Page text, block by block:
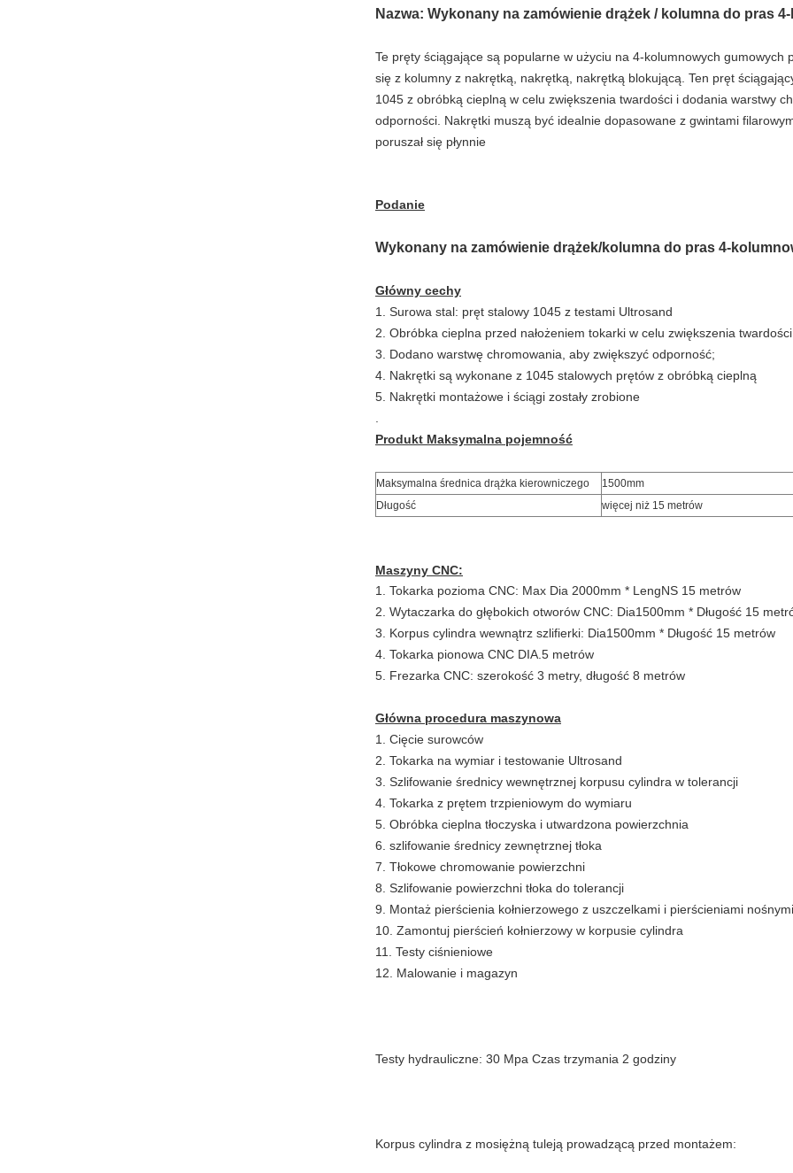
Nazwa: Wykonany na zamówienie drążek / kolumna do pras
Te pręty ściągające są popularne w użyciu na 4-kolumnowych gumowych
się z kolumny z nakrętką, nakrętką, nakrętką blokującą. Ten pręt
1045 z obróbką cieplną w celu zwiększenia twardości i dodania warstwy
odporności. Nakrętki muszą być idealnie dopasowane z gwintami
poruszał się płynnie
Podanie
Wykonany na zamówienie drążek/kolumna do pras 4-
Główny cechy
1. Surowa stal: pręt stalowy 1045 z testami Ultrosand
2. Obróbka cieplna przed nałożeniem tokarki w celu zwiększenia twardości
3. Dodano warstwę chromowania, aby zwiększyć odporność;
4. Nakrętki są wykonane z 1045 stalowych prętów z obróbką cieplną
5. Nakrętki montażowe i ściągi zostały zrobione
Produkt Maksymalna pojemność
Maksymalna średnica drążka kierowniczego
1500mm
Długość
więcej niż 15 metrów
Maszyny CNC:
1. Tokarka pozioma CNC: Max Dia 2000mm * LengNS 15 metrów
2. Wytaczarka do głębokich otworów CNC: Dia1500mm * Długość 15
3. Korpus cylindra wewnątrz szlifierki: Dia1500mm * Długość 15 metrów
4. Tokarka pionowa CNC DIA.5 metrów
5. Frezarka CNC: szerokość 3 metry, długość 8 metrów
Główna procedura maszynowa
1. Cięcie surowców
2. Tokarka na wymiar i testowanie Ultrosand
3. Szlifowanie średnicy wewnętrznej korpusu cylindra w tolerancji
4. Tokarka z prętem trzpieniowym do wymiaru
5. Obróbka cieplna tłoczyska i utwardzona powierzchnia
6. szlifowanie średnicy zewnętrznej tłoka
7. Tłokowe chromowanie powierzchni
8. Szlifowanie powierzchni tłoka do tolerancji
9. Montaż pierścienia kołnierzowego z uszczelkami i pierścieniami nośnymi
10. Zamontuj pierścień kołnierzowy w korpusie cylindra
11. Testy ciśnieniowe
12. Malowanie i magazyn
Testy hydrauliczne: 30 Mpa Czas trzymania 2 godziny